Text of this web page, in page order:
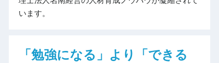
います。
「勉強になる」より「できる